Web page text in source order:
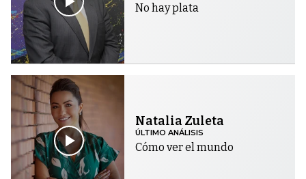
No hay plata
Natalia Zuleta
ÚLTIMO ANÁLISIS
Cómo ver el mundo